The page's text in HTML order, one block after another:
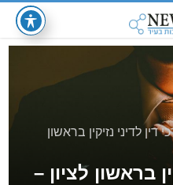
דין לדיני נזיקין בראשון
בראשון לציון –